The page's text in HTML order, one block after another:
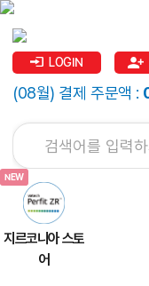
LOGIN
(08월) 결제 주문액 :
지르코니아 스토
어